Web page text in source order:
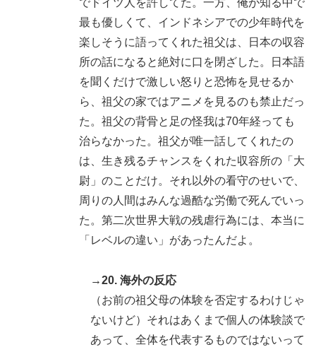
最も優しくて、インドネシアでの少年時代を
楽しそうに語ってくれた祖父は、日本の収容
所の話になると絶対に口を閉ざした。日本語
を聞くだけで激しい怒りと恐怖を見せるか
ら、祖父の家ではアニメを見るのも禁止だっ
た。祖父の背骨と足の怪我は70年経っても
治らなかった。祖父が唯一話してくれたの
は、生き残るチャンスをくれた収容所の「大
尉」のことだけ。それ以外の看守のせいで、
周りの人間はみんな過酷な労働で死んでいっ
た。第二次世界大戦の残虐行為には、本当に
「レベルの違い」があったんだよ。
→20. 海外の反応
（お前の祖父母の体験を否定するわけじゃ
ないけど）それはあくまで個人の体験談で
あって、全体を代表するものではないって